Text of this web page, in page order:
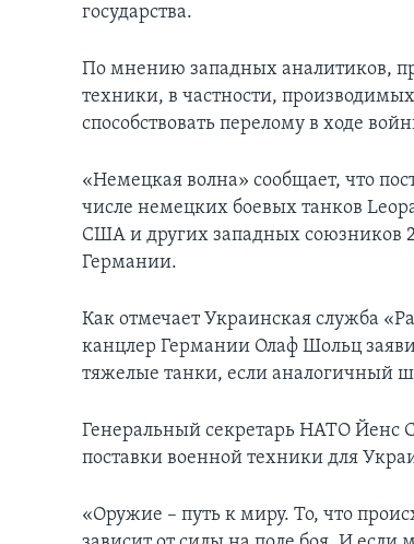
государства.
По мнению западных аналитиков,
техники, в частности,
способствовать перелому в ходе
«Немецкая волна» сообщает, что
числе немецких боевых танков
США и других западных союзников
Германии.
Как отмечает Украинская служба
канцлер Германии Олаф Шольц
тяжелые танки, если аналогичный
Генеральный секретарь НАТО Йенс
поставки военной техники для
«Оружие – путь к миру. То, что